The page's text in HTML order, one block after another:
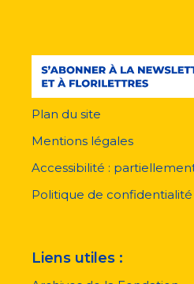
pied
page
Plan du site
Mentions légales
Accessibilité :
Politique de confidentialité
Liens utiles :